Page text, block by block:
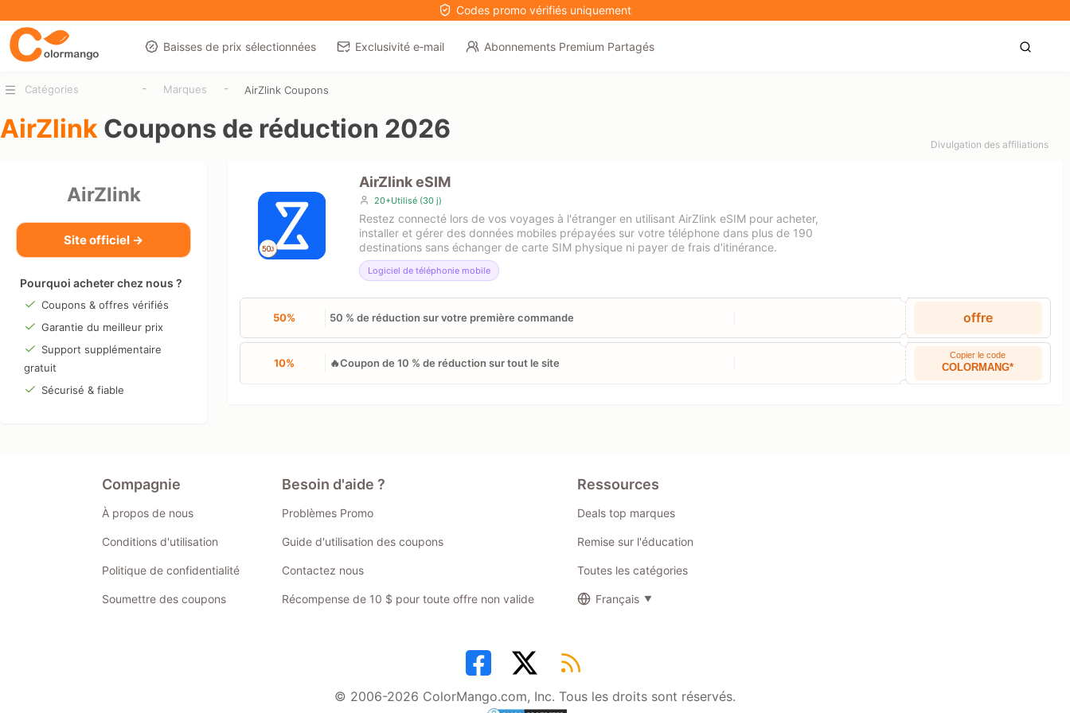
Codes promo vérifiés uniquement
Baisses de prix sélectionnées Exclusivité e‑mail Abonnements Premium Partagés
Catégories - Marques - AirZlink Coupons
AirZlink Coupons de réduction 2026
Divulgation des affiliations
AirZlink
Site officiel →
Pourquoi acheter chez nous ?
Coupons & offres vérifiés
Garantie du meilleur prix
Support supplémentaire
gratuit
Sécurisé & fiable
AirZlink eSIM
20+Utilisé (30 j)
Restez connecté lors de vos voyages à l'étranger en utilisant AirZlink eSIM pour acheter,
installer et gérer des données mobiles prépayées sur votre téléphone dans plus de 190
destinations sans échanger de carte SIM physique ni payer de frais d'itinérance.
Logiciel de téléphonie mobile
50% 50 % de réduction sur votre première commande offre
10% 🔥Coupon de 10 % de réduction sur tout le site
Copier le code
COLORMANG*
Compagnie
À propos de nous
Conditions d'utilisation
Politique de confidentialité
Soumettre des coupons
Besoin d'aide ?
Problèmes Promo
Guide d'utilisation des coupons
Contactez nous
Récompense de 10 $ pour toute offre non valide
Ressources
Deals top marques
Remise sur l'éducation
Toutes les catégories
Français
© 2006-2026 ColorMango.com, Inc. Tous les droits sont réservés.